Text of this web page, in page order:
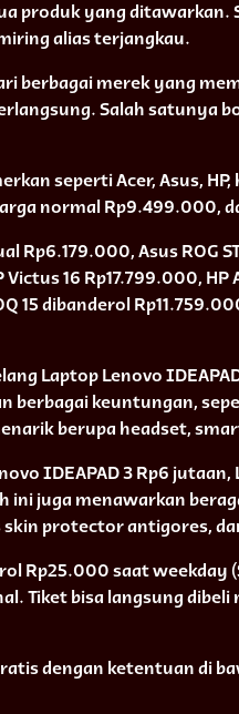
produk yang ditawarkan.
alias terjangkau.
berbagai merek yang
Salah satunya
seperti Acer, Asus,
normal Rp9.499.000,
Rp6.179.000, Asus ROG
Victus 16 Rp17.799.000,
15 dibanderol
Laptop Lenovo
berbagai keuntungan,
berupa headset,
IDEAPAD 3 Rp6
ini juga menawarkan
protector antigores,
Rp25.000 saat weekday
Tiket bisa langsung
dengan ketentuan di